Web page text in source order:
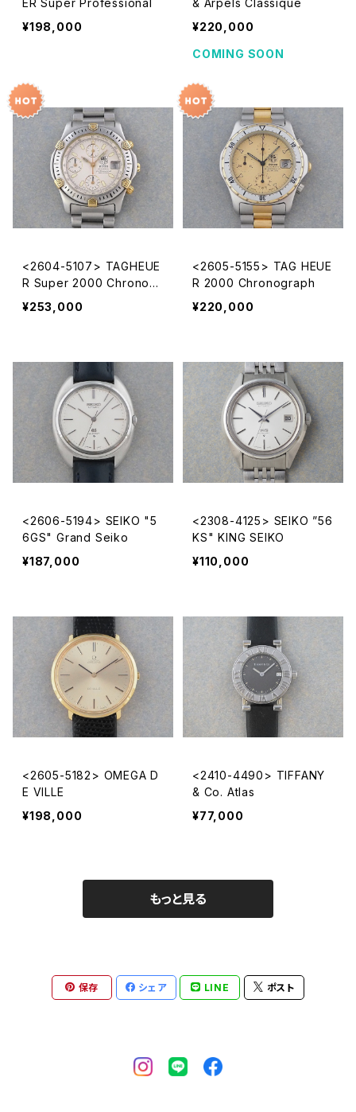
ER Super Professional
¥198,000
& Arpels Classique
¥220,000
COMING SOON
<2604-5107> TAGHEUE
R Super 2000 Chronogr
aph
¥253,000
<2605-5155> TAG HEUE
R 2000 Chronograph
¥220,000
<2606-5194> SEIKO "5
6GS" Grand Seiko
¥187,000
<2308-4125> SEIKO ”56
KS" KING SEIKO
¥110,000
<2605-5182> OMEGA D
E VILLE
¥198,000
<2410-4490> TIFFANY
& Co. Atlas
¥77,000
もっと見る
保存 シェア LINE ポスト